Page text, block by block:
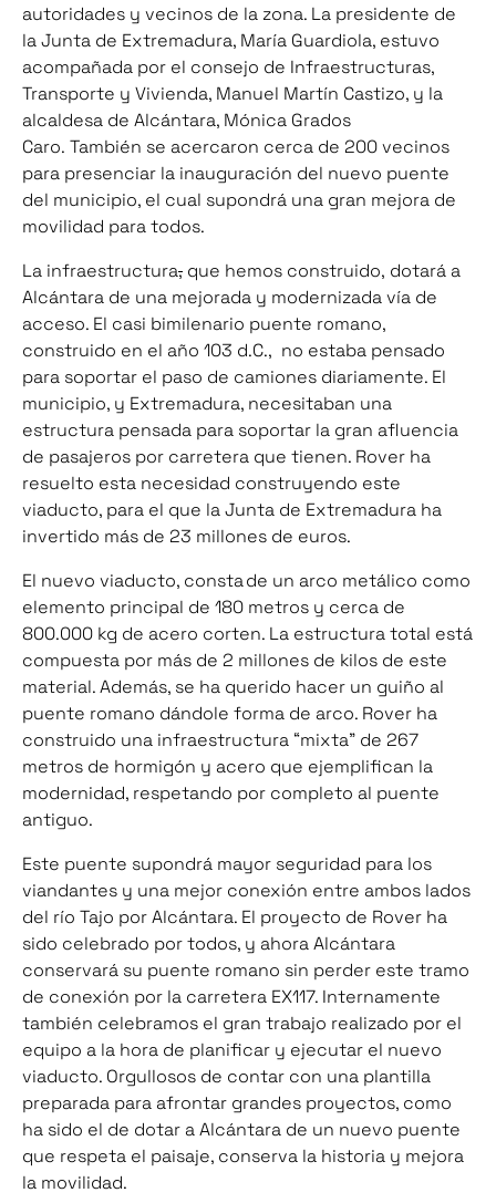
autoridades y vecinos de la zona. La presidente de
la Junta de Extremadura, María Guardiola, estuvo
acompañada por el consejo de Infraestructuras,
Transporte y Vivienda, Manuel Martín Castizo, y la
alcaldesa de Alcántara, Mónica Grados
Caro. También se acercaron cerca de 200 vecinos
para presenciar la inauguración del nuevo puente
del municipio, el cual supondrá una gran mejora de
movilidad para todos.
La infraestructura, que hemos construido, dotará a
Alcántara de una mejorada y modernizada vía de
acceso. El casi bimilenario puente romano,
construido en el año 103 d.C., no estaba pensado
para soportar el paso de camiones diariamente. El
municipio, y Extremadura, necesitaban una
estructura pensada para soportar la gran afluencia
de pasajeros por carretera que tienen. Rover ha
resuelto esta necesidad construyendo este
viaducto, para el que la Junta de Extremadura ha
invertido más de 23 millones de euros.
El nuevo viaducto, consta de un arco metálico como
elemento principal de 180 metros y cerca de
800.000 kg de acero corten. La estructura total está
compuesta por más de 2 millones de kilos de este
material. Además, se ha querido hacer un guiño al
puente romano dándole forma de arco. Rover ha
construido una infraestructura “mixta” de 267
metros de hormigón y acero que ejemplifican la
modernidad, respetando por completo al puente
antiguo.
Este puente supondrá mayor seguridad para los
viandantes y una mejor conexión entre ambos lados
del río Tajo por Alcántara. El proyecto de Rover ha
sido celebrado por todos, y ahora Alcántara
conservará su puente romano sin perder este tramo
de conexión por la carretera EX117. Internamente
también celebramos el gran trabajo realizado por el
equipo a la hora de planificar y ejecutar el nuevo
viaducto. Orgullosos de contar con una plantilla
preparada para afrontar grandes proyectos, como
ha sido el de dotar a Alcántara de un nuevo puente
que respeta el paisaje, conserva la historia y mejora
la movilidad.